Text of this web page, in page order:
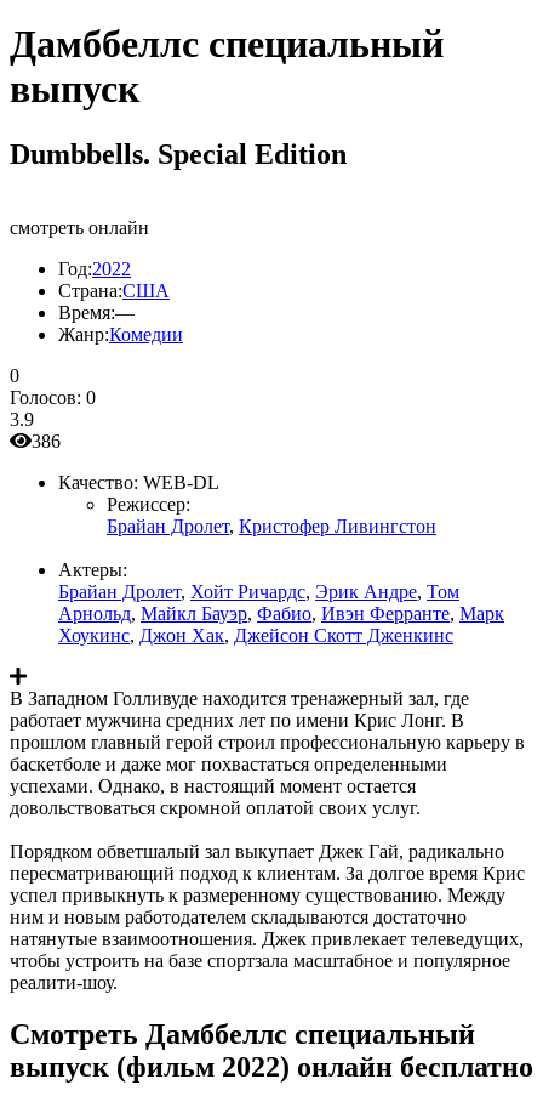
Дамббеллс cпециальный
выпуск
Dumbbells. Special Edition
смотреть онлайн
Год:2022
Страна:США
Время:—
Жанр:Комедии
0
Голосов: 0
3.9
386
Качество: WEB-DL
Режиссер:
Брайан Дролет, Кристофер Ливингстон
Актеры:
Брайан Дролет, Хойт Ричардс, Эрик Андре, Том
Арнольд, Майкл Бауэр, Фабио, Ивэн Ферранте, Марк
Хоукинс, Джон Хак, Джейсон Скотт Дженкинс
В Западном Голливуде находится тренажерный зал, где
работает мужчина средних лет по имени Крис Лонг. В
прошлом главный герой строил профессиональную карьеру в
баскетболе и даже мог похвастаться определенными
успехами. Однако, в настоящий момент остается
довольствоваться скромной оплатой своих услуг.
Порядком обветшалый зал выкупает Джек Гай, радикально
пересматривающий подход к клиентам. За долгое время Крис
успел привыкнуть к размеренному существованию. Между
ним и новым работодателем складываются достаточно
натянутые взаимоотношения. Джек привлекает телеведущих,
чтобы устроить на базе спортзала масштабное и популярное
реалити-шоу.
Смотреть Дамббеллс cпециальный
выпуск (фильм 2022) онлайн бесплатно